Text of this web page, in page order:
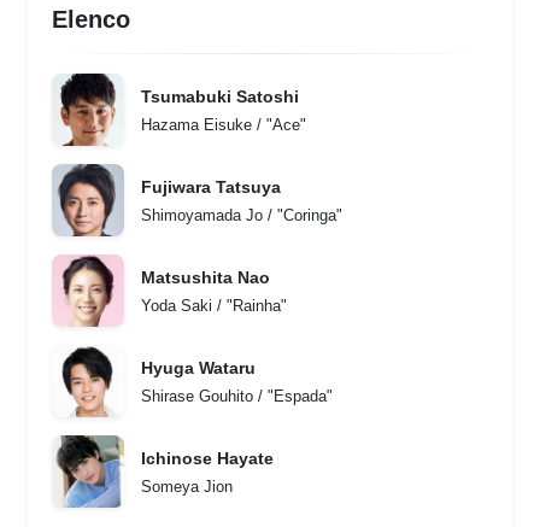
Elenco
Tsumabuki Satoshi
Hazama Eisuke / "Ace"
Fujiwara Tatsuya
Shimoyamada Jo / "Coringa"
Matsushita Nao
Yoda Saki / "Rainha"
Hyuga Wataru
Shirase Gouhito / "Espada"
Ichinose Hayate
Someya Jion